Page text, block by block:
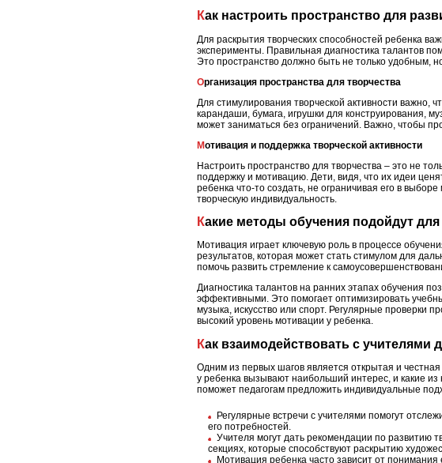
Как настроить пространство для
Для раскрытия творческих способностей ребенка
эксперименты. Правильная диагностика талантов
Это пространство должно быть не только удобным,
Организация пространства для творчества
Для стимулирования творческой активности важно,
карандаши, бумага, игрушки для конструирования,
может заниматься без ограничений. Важно, чтобы
Мотивация и поддержка творческой активности
Настроить пространство для творчества – это не
поддержку и мотивацию. Дети, видя, что их идеи
ребенка что-то создать, не ограничивая его в
творческую индивидуальность.
Какие методы обучения подойдут
Мотивация играет ключевую роль в процессе
результатов, которая может стать стимулом для
помочь развить стремление к
Диагностика талантов на ранних этапах обучения
эффективными. Это помогает оптимизировать
музыка, искусство или спорт. Регулярные проверки
высокий уровень мотивации у ребенка.
Как взаимодействовать с
Одним из первых шагов является открытая и
у ребенка вызывают наибольший интерес, и какие
поможет педагогам предложить индивидуальные
Регулярные встречи с учителями помогут
его потребностей.
Учителя могут дать рекомендации по развитию
секциях, которые способствуют раскрытию
Мотивация ребенка часто зависит от